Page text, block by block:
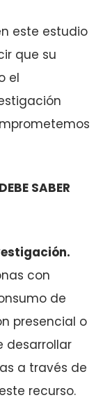
este estudio
que su
el
SABER
con
de
presencial o
desarrollar
a través de
recurso.